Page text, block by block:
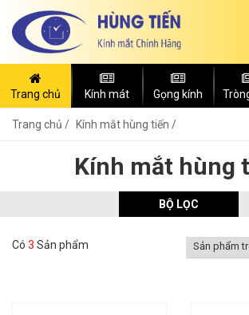
Trang chủ Kính mát Gọng kính
Trang chủ Kính mắt hùng tiến /
Kính mắt hùng
BỘ LỌC
Có 3 Sản phẩm